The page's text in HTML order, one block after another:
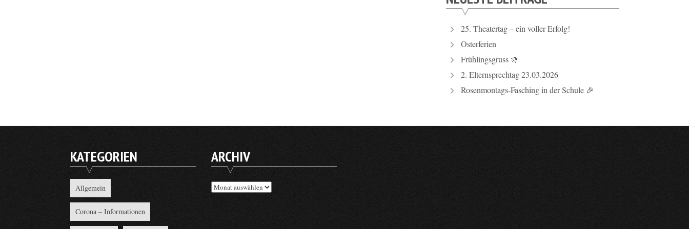
25. Theatertag – ein voller Erfolg!
Osterferien
Frühlingsgruss 🌞
2. Elternsprechtag 23.03.2026
Rosenmontags-Fasching in der Schule 🎉
KATEGORIEN
Allgemein
Corona – Informationen
ARCHIV
Archiv